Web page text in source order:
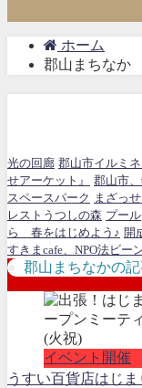
ホーム
郡山まちなか
光の回廊 郡山市イルミ
せアーケット』
郡山市
スペースパーク まざっ
レストうつしの森 プール
ら 春をはじめよう♪ 開
すきまcafe、NPO法ビー
郡山まちなかの
イベント開催
うすい百貨店はじ